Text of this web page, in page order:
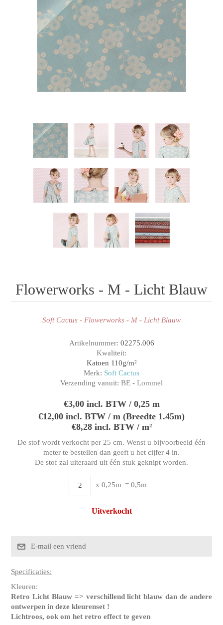
Flowerworks - M - Licht Blauw
Soft Cactus - Flowerworks - M - Licht Blauw
Artikelnummer: 02275.006
Kwaliteit:
Katoen 110g/m²
Merk: Soft Cactus
Verzending vanuit: BE - Lommel
€3,00 incl. BTW / 0,25 m
€12,00 incl. BTW / m (Breedte 1.45m)
€8,28 incl. BTW / m²
De stof wordt verkocht per 25 cm. Wenst u bijvoorbeeld één
meter te bestellen dan geeft u het cijfer 4 in.
De stof zal uiteraard uit één stuk geknipt worden.
x 0,25m = 0,5m
Uitverkocht
Specificaties:
Kleuren:
Retro Licht Blauw => verschillend licht blauw dan de andere
ontwerpen in deze kleurenset !
Lichtroos, ook om het retro effect te geven